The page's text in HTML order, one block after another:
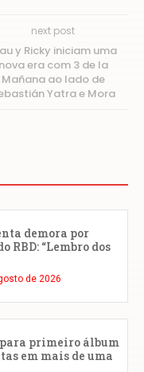
next post
y Ricky iniciam uma
nova era com 3 de la
Mañana ao lado de
Yatra e Mora
demora por
“Lembro dos
de 2026
primeiro álbum
em mais de uma